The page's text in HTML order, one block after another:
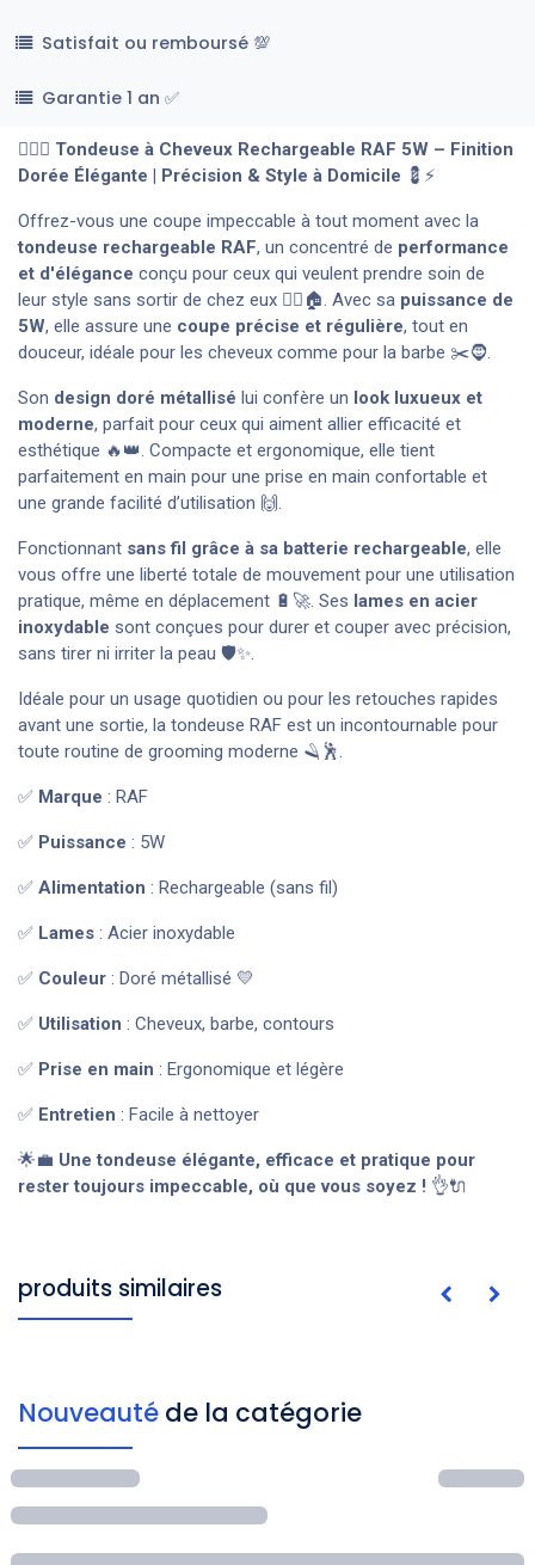
Satisfait ou remboursé 💯
Garantie 1 an ✅
💇‍♂️✨ Tondeuse à Cheveux Rechargeable RAF 5W – Finition
Dorée Élégante | Précision & Style à Domicile 💈⚡
Offrez-vous une coupe impeccable à tout moment avec la
tondeuse rechargeable RAF, un concentré de performance
et d'élégance conçu pour ceux qui veulent prendre soin de
leur style sans sortir de chez eux 💇‍♂️🏠. Avec sa puissance de
5W, elle assure une coupe précise et régulière, tout en
douceur, idéale pour les cheveux comme pour la barbe ✂️🧔.
Son design doré métallisé lui confère un look luxueux et
moderne, parfait pour ceux qui aiment allier efficacité et
esthétique 🔥👑. Compacte et ergonomique, elle tient
parfaitement en main pour une prise en main confortable et
une grande facilité d’utilisation 🙌.
Fonctionnant sans fil grâce à sa batterie rechargeable, elle
vous offre une liberté totale de mouvement pour une utilisation
pratique, même en déplacement 🔋🚀. Ses lames en acier
inoxydable sont conçues pour durer et couper avec précision,
sans tirer ni irriter la peau 🛡️✨.
Idéale pour un usage quotidien ou pour les retouches rapides
avant une sortie, la tondeuse RAF est un incontournable pour
toute routine de grooming moderne 🪒🕺.
✅ Marque : RAF
✅ Puissance : 5W
✅ Alimentation : Rechargeable (sans fil)
✅ Lames : Acier inoxydable
✅ Couleur : Doré métallisé 💛
✅ Utilisation : Cheveux, barbe, contours
✅ Prise en main : Ergonomique et légère
✅ Entretien : Facile à nettoyer
🌟💼 Une tondeuse élégante, efficace et pratique pour
rester toujours impeccable, où que vous soyez ! 👌🔌
produits similaires
Nouveauté de la catégorie